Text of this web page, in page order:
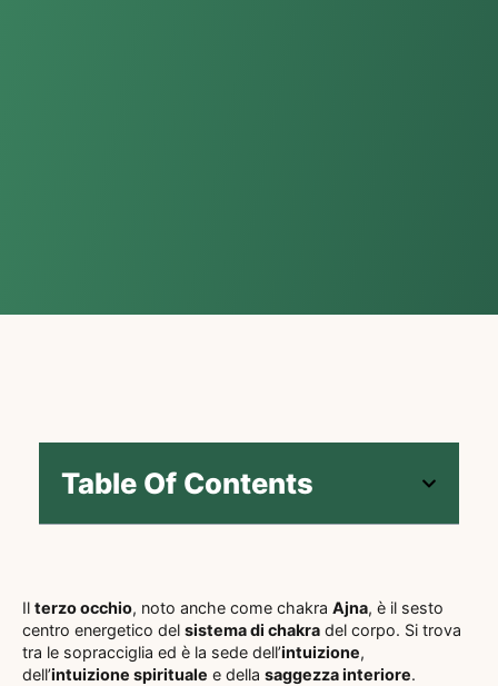
Table Of Contents
Il terzo occhio, noto anche come chakra Ajna, è il sesto
centro energetico del sistema di chakra del corpo. Si trova
tra le sopracciglia ed è la sede dell’intuizione,
dell’intuizione spirituale e della saggezza interiore.